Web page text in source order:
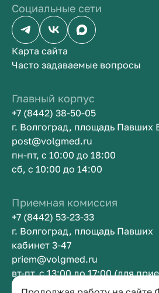
Социальные сети
Карта сайта
Часто задаваемые вопросы
Главный корпус
+7 (8442) 38-50-05
г. Волгоград, площадь Павших
post@volgmed.ru
пн-пт, с 10:00 до 18:00
сб, с 10:00 до 14:00
Приемная комиссия
+7 (8442) 53-23-33
г. Волгоград, площадь
кабинет 3-47
priem@volgmed.ru
вт-пт, с 13:00 до 17:00 (для